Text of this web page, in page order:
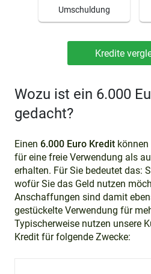
Umschuldung
Wozu ist ein 6.000
gedacht?
Einen 6.000 Euro Kredit
für eine freie Verwendung als
erhalten. Für Sie bedeutet das:
wofür Sie das Geld nutzen
Anschaffungen sind damit
gestückelte Verwendung für
Typischerweise nutzen unsere
Kredit für folgende Zwecke: